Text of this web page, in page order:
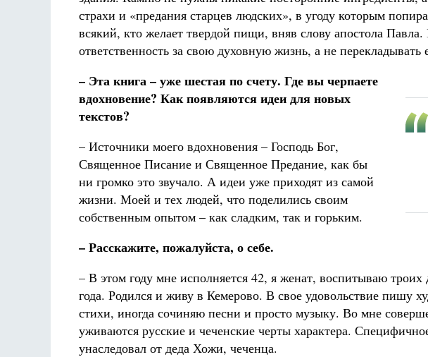
страхи и «предания старцев людских», в угоду которым
всякий, кто желает твердой пищи, вняв слову апостола Павла.
ответственность за свою духовную жизнь, а не перекладывать
– Эта книга – уже шестая по счету. Где вы черпаете
вдохновение? Как появляются идеи для новых
текстов?
– Источники моего вдохновения – Господь Бог,
Священное Писание и Священное Предание, как бы
ни громко это звучало. А идеи уже приходят из самой
жизни. Моей и тех людей, что поделились своим
собственным опытом – как сладким, так и горьким.
– Расскажите, пожалуйста, о себе.
– В этом году мне исполняется 42, я женат, воспитываю
года. Родился и живу в Кемерово. В свое удовольствие пишу
стихи, иногда сочиняю песни и просто музыку. Во мне
уживаются русские и чеченские черты характера.
унаследовал от деда Хожи, чеченца.